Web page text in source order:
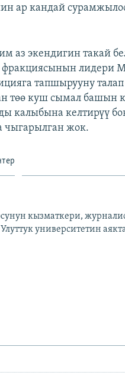
ар кандай
экендигин такай
фракциясынын лидери
тапшырууну
төө куш сымал башын
калыбына келтирүү
чыгарылган жок.
кызматкери,
университетин